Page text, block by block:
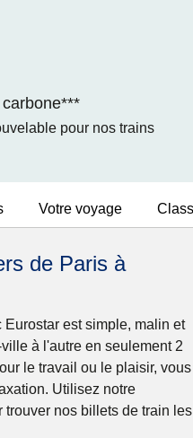
carbone***
pour nos trains
Votre voyage
de Paris à
Eurostar est simple, malin et
à l'autre en seulement 2
le travail ou le plaisir, vous
Utilisez notre
nos billets de train les